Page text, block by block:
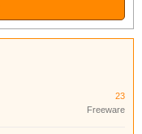
23
Freeware